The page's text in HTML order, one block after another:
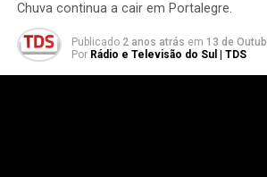
Chuva continua a cair em Portalegre.
Publicado 2 anos atrás em 13 de
Por Rádio e Televisão do Sul | TDS